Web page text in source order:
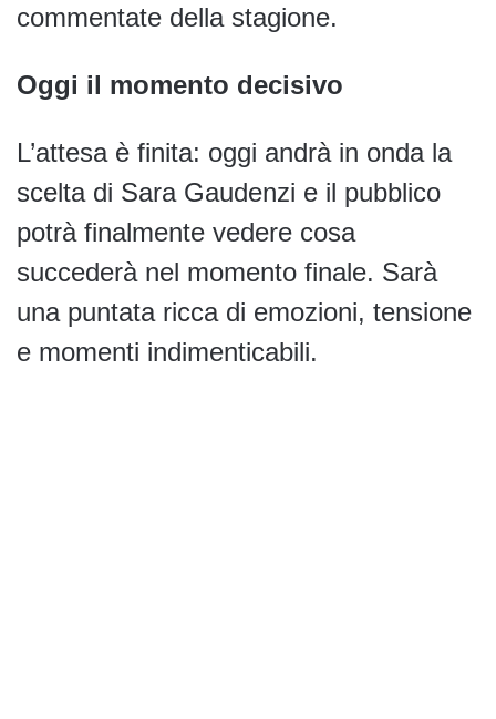
commentate della stagione.
Oggi il momento decisivo
L’attesa è finita: oggi andrà in onda la
scelta di Sara Gaudenzi e il pubblico
potrà finalmente vedere cosa
succederà nel momento finale. Sarà
una puntata ricca di emozioni, tensione
e momenti indimenticabili.